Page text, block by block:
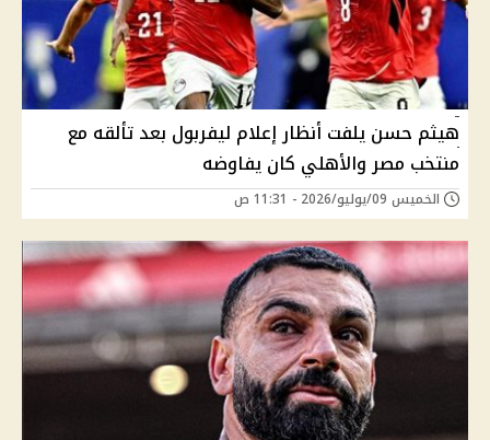
هيثم حسن يلفت أنظار إعلام ليفربول بعد تألقه مع
منتخب مصر والأهلي كان يفاوضه
الخميس 09/يوليو/2026 - 11:31 ص